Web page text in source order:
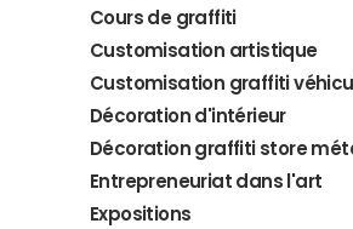
Cours de graffiti
Customisation artistique
Customisation graffiti
Décoration d'intérieur
Décoration graffiti store
Entrepreneuriat dans l'art
Expositions